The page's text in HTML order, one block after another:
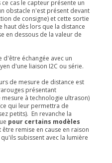
cas le capteur présente un
obstacle n'est présent devant
de consigne) et cette sortie
haut dès lors que la distance
en dessous de la valeur de
échangée avec un
d'une liaison I2C ou série.
de mesure de distance est
présentant
à technologie ultrason)
qui leur permettra de
petits). En revanche la
pour certains modèles
remise en cause en raison
subissent avec la lumière